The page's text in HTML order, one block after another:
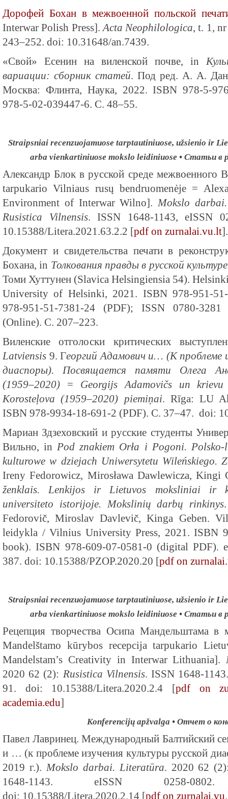
Дорофей Бохан в межвоенной польской
Interwar Polish Press]. Acta Neophilologica, t. 1,
243–252. doi: 10.31648/an.7439.
«Свой» Есенин на виленской почве, in
вариации: сборник статей. Под ред. А. А.
Москва: Флинта, Наука, 2022. ISBN 978-5-
978-5-02-039447-6. С. 48–55.
Straipsniai recenzuojamuose tarptautiniuose, užsienio ir
arba vienkartiniuose mokslo leidiniuose • Статьи в
Александр Блок в русской среде межвоенного
tarpukario Vilniaus rusų bendruomenėje =
Environment of Interwar Wilno]. Mokslo
Rusistica Vilnensis. ISSN 1648-1143, eISSN
10.15388/Litera.2021.63.2.2 [pdf on zurnalai.vu.lt].
Документ и свидетельства печати в
Бохана, in Толкования правды в русской культуре
Томи Хуттунен (Slavica Helsingiensia 54).
University of Helsinki, 2021. ISBN 978-951-
978-951-51-7381-24 (PDF); ISSN 0780-
(Online). C. 207–223.
Виленские отголоски критических
Latviensis 9. Георгий Адамович и… (К проблеме
диаспоры). Посвящается памяти Олега
(1959–2020) = Georgijs Adamovičs un
Korosteļova (1959–2020) piemiņai. Rīga: LU
ISBN 978-9934-18-691-2 (PDF). С. 37–47. doi:
Мариан Здзеховский и русские студенты
Вильно, in Pod znakiem Orła i Pogoni.
kulturowe w dziejach Uniwersytetu Wileńskiego.
Ireny Fedorowicz, Mirosława Dawlewicza, Kingi
ženklais. Lenkijos ir Lietuvos moksliniai ir
universiteto istorijoje. Mokslinių darbų rinkinys
Fedorovič, Miroslav Davlevič, Kinga Geben.
leidykla / Vilnius University Press, 2021. ISBN
book). ISBN 978-609-07-0581-0 (digital PDF).
387. doi: 10.15388/PZOP.2020.20 [pdf on
Straipsniai recenzuojamuose tarptautiniuose, užsienio ir
arba vienkartiniuose mokslo leidiniuose • Статьи в
Рецепция творчества Осипа Мандельштама в
Mandelštamo kūrybos recepcija tarpukario
Mandelstam’s Creativity in Interwar Lithuania].
2020 62 (2): Rusistica Vilnensis. ISSN 1648-
91. doi: 10.15388/Litera.2020.2.4 [pdf on
academia.edu]
Konferencijų apžvalga • Отчет о
Павел Лавринец. Международный Балтийский
и … (к проблеме изучения культуры русской
2019 г.). Mokslo darbai. Literatūra. 2020 62
1648-1143. eISSN 0258-
doi: 10.15388/Litera.2020.2.14 [pdf on